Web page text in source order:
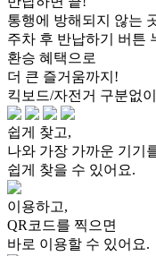
통행에 방해되지 않는
주차 후 반납하기 버튼
환승 혜택으로
더 큰 즐거움까지!
킥보드/자전거 구분없
쉽게 찾고,
나와 가장 가까운 기기
쉽게 찾을 수 있어요.
이용하고,
QR코드를 찍으면
바로 이용할 수 있어요.